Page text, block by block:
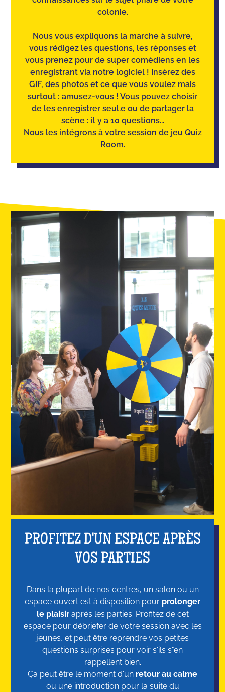
colonie.
Nous vous expliquons la marche à suivre,
vous rédigez les questions, les réponses et
vous prenez pour de super comédiens en les
enregistrant via notre logiciel ! Insérez des
GIF, des photos et ce que vous voulez mais
surtout : amusez-vous ! Vous pouvez choisir
de les enregistrer seul.e ou de partager la
scène : il y a 10 questions...
Nous les intégrons à votre session de jeu Quiz
Room.
PROFITEZ D'UN ESPACE APRÈS
VOS PARTIES
Dans la plupart de nos centres, un salon ou un
espace ouvert est à disposition pour prolonger
le plaisiraprès les parties. Profitez de cet
espace pour débriefer de votre session avec les
jeunes, et peut être reprendre vos petites
questions surprises pour voir s'ils s"en
rappellent bien.
Ça peut être le moment d'un retour au calme
ou une introduction pour la suite du